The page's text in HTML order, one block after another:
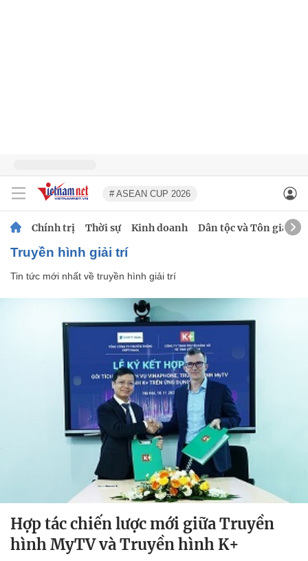
# ASEAN CUP 2026
Chính trị Thời sự Kinh doanh Dân tộc và Tôn giáo
truyền hình giải trí
Tin tức mới nhất về truyền hình giải trí
Hợp tác chiến lược mới giữa Truyền
hình MyTV và Truyền hình K+